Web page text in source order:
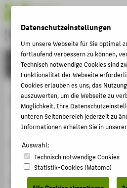
Hochschule für Technik und Wirtschaft
University of Applied Sciences
Menu
FORSCHUNG
CIGRE
Mitgliedschaft ›
Ergänzende Angaben
Working Group D1.66
Homepage
THEMEN
HOCHSCHULE
CAMPUS
STUDIUM
LEHRE
KARRIERE
INTERNATIONAL
Datenschutzeinstellungen
Um unsere Webseite für Sie optimal
fortlaufend verbessern zu können,
Technisch notwendige Cookies sind
Funktionalität der Webseite
Cookies erlauben es uns, das
auszuwerten, um die Webseite zu
Möglichkeit, Ihre
unteren Seitenbereich jederzeit zu
Informationen erhalten Sie in unserer
Auswahl:
Technisch notwendige Cookies
Statistik-Cookies (Matomo)